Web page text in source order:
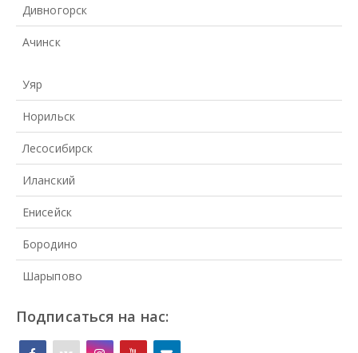
Дивногорск
Ачинск
Уяр
Норильск
Лесосибирск
Иланский
Енисейск
Бородино
Шарыпово
Подписаться на нас: